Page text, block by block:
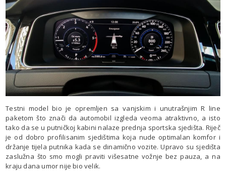
Testni model bio je opremljen sa vanjskim i unutrašnjim R line
paketom što znači da automobil izgleda veoma atraktivno, a isto
tako da se u putničkoj kabini nalaze prednja sportska sjedišta. Riječ
je od dobro profilisanim sjedištima koja nude optimalan komfor i
držanje tijela putnika kada se dinamično vozite. Upravo su sjedišta
zaslužna što smo mogli praviti višesatne vožnje bez pauza, a na
kraju dana umor nije bio velik.